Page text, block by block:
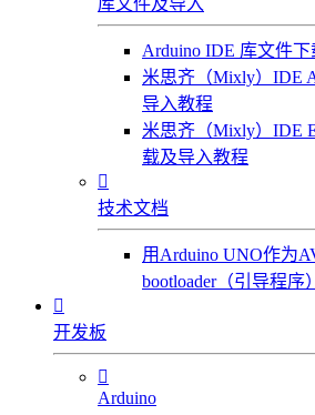
库文件及导入
Arduino IDE 库文件
米思齐（Mixly）IDE
导入教程
米思齐（Mixly）IDE
载及导入教程

技术文档
用Arduino UNO作为
bootloader（引导程序）

开发板

Arduino